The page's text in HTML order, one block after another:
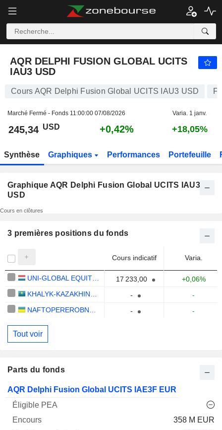
AQR DELPHI FUSION GLOBAL UCITS
IAU3 USD
Cours AQR Delphi Fusion Global UCITS IAU3 USD
Marché Fermé - Fonds 11:00:00 07/08/2026 Varia. 1 janv.
245,34 USD +0,42% +18,05%
Synthèse Graphiques Performances Portefeuille
Graphique AQR Delphi Fusion Global UCITS IAU3
USD
Cours en clôtures
3 premières positions du fonds
Cours indicatif Varia.
17 233,00
+0,06%
-
-
- -
Tout voir
Parts du fonds
Nom PEA Encours
Varia.
AQR Delphi Fusion Global UCITS IAE3F EUR
358 M EUR